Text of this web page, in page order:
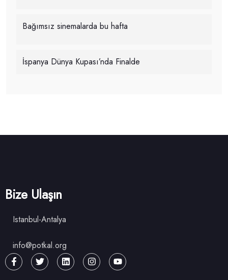
Bağımsız sinemalarda bu hafta
İspanya Dünya Kupası’nda Finalde
Bize Ulaşın
Istanbul-Antalya
info@potkal.org